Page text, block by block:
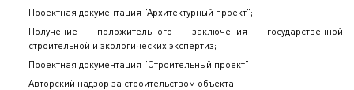
Проектная документация "Архитектурный проект";
Получение положительного заключения государственной
строительной и экологических экспертиз;
Проектная документация "Строительный проект";
Авторский надзор за строительством объекта.